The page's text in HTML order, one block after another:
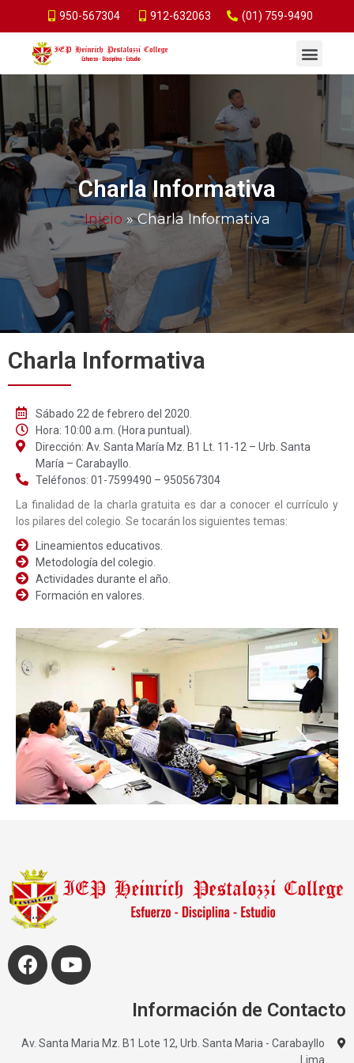
950-567304 912-632063 (01) 759-9490
Charla Informativa
Inicio »Charla Informativa
Charla Informativa
Sábado 22 de febrero del 2020.
Hora: 10:00 a.m. (Hora puntual).
Dirección: Av. Santa María Mz. B1 Lt. 11-12 – Urb. Santa
María – Carabayllo.
Teléfonos: 01-7599490 – 950567304
La finalidad de la charla gratuita es dar a conocer el currículo y
los pilares del colegio. Se tocarán los siguientes temas:
Lineamientos educativos.
Metodología del colegio.
Actividades durante el año.
Formación en valores.
Información de Contacto
Av. Santa Maria Mz. B1 Lote 12, Urb. Santa Maria - Carabayllo
Lima